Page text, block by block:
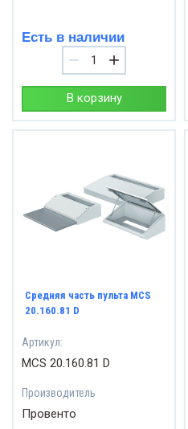
Есть в наличии
− +
В корзину
Средняя часть пульта MCS
20.160.81 D
Артикул:
MCS 20.160.81 D
Производитель
Провенто